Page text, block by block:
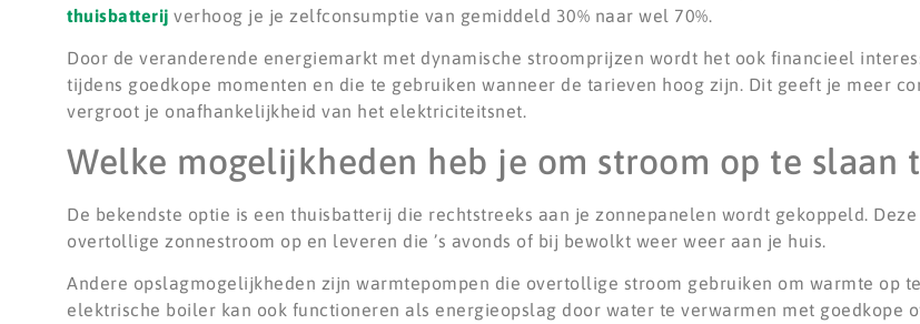
thuisbatterij verhoog je je zelfconsumptie van gemiddeld 30% naar wel 70%.
Door de veranderende energiemarkt met dynamische stroomprijzen wordt het ook financieel
tijdens goedkope momenten en die te gebruiken wanneer de tarieven hoog zijn. Dit geeft je meer
vergroot je onafhankelijkheid van het elektriciteitsnet.
Welke mogelijkheden heb je om stroom op te slaan
De bekendste optie is een thuisbatterij die rechtstreeks aan je zonnepanelen wordt gekoppeld.
overtollige zonnestroom op en leveren die ’s avonds of bij bewolkt weer weer aan je huis.
Andere opslagmogelijkheden zijn warmtepompen die overtollige stroom gebruiken om warmte op
elektrische boiler kan ook functioneren als energieopslag door water te verwarmen met goedkope